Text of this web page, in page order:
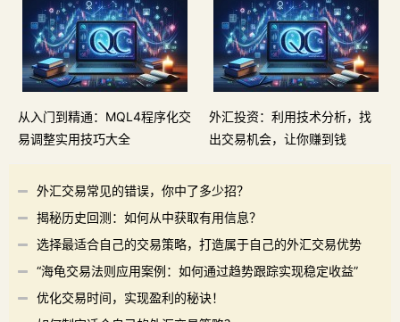
从入门到精通：MQL4程序化交
易调整实用技巧大全
外汇投资：利用技术分析，找
出交易机会，让你赚到钱
外汇交易常见的错误，你中了多少招？
揭秘历史回测：如何从中获取有用信息？
选择最适合自己的交易策略，打造属于自己的外汇交易优势
“海龟交易法则应用案例：如何通过趋势跟踪实现稳定收益”
优化交易时间，实现盈利的秘诀！